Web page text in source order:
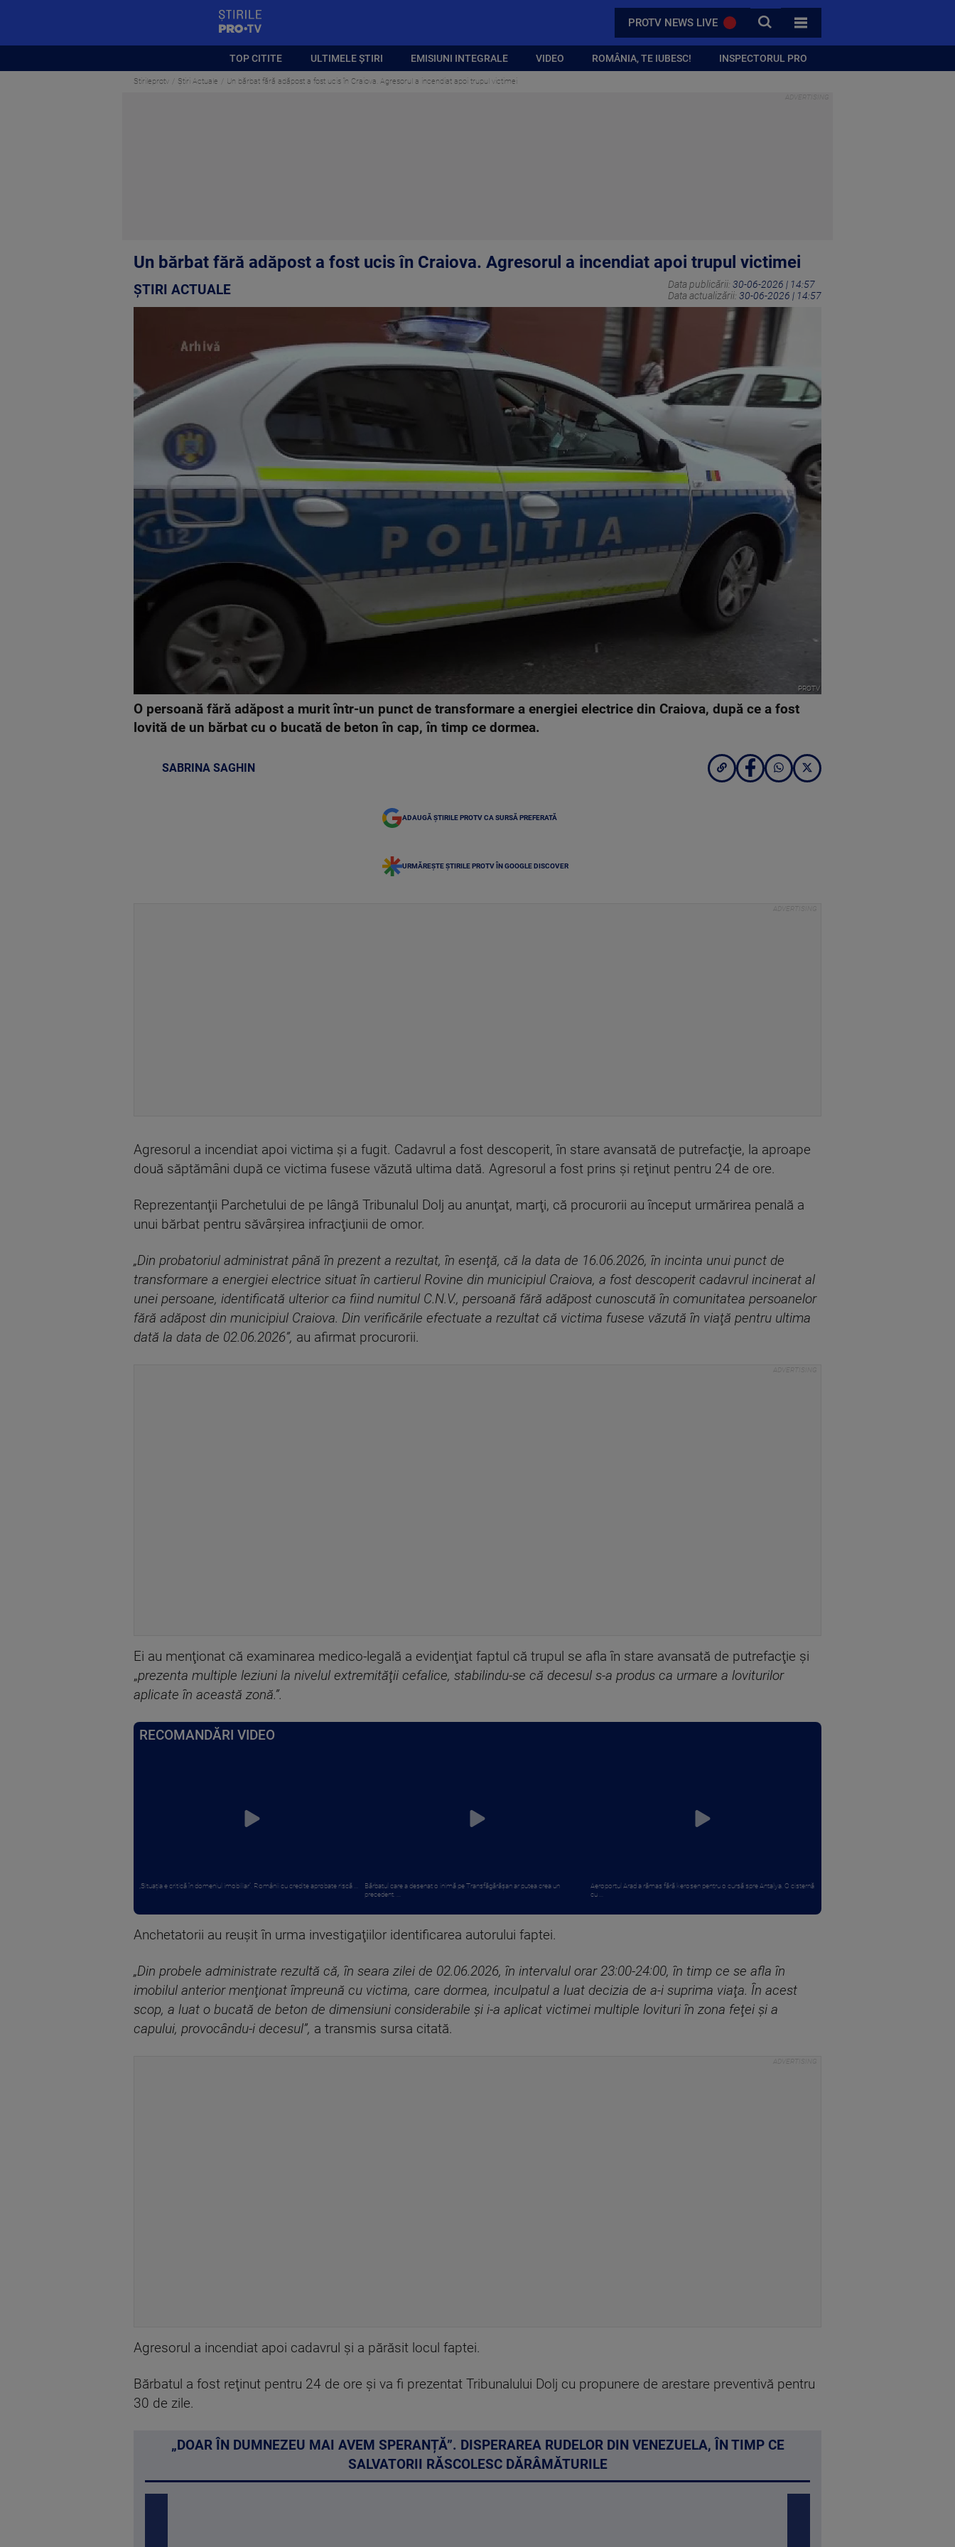
PROTV NEWS LIVE CAUTA
TOATE CATEGORIILE
TOP CITITE ULTIMELE ȘTIRI EMISIUNI INTEGRALE VIDEO ROMÂNIA, TE IUBESC! INSPECTORUL PRO
Stirileprotv Știri Actuale Un bărbat fără adăpost a fost ucis în Craiova. Agresorul a incendiat apoi trupul victimei
Un bărbat fără adăpost a fost ucis în Craiova. Agresorul a incendiat apoi trupul victimei
ȘTIRI ACTUALE Data publicării: 30-06-2026 | 14:57
Data actualizării: 30-06-2026 | 14:57
PROTV
O persoană fără adăpost a murit într-un punct de transformare a energiei electrice din Craiova, după ce a fost
lovită de un bărbat cu o bucată de beton în cap, în timp ce dormea.
SABRINA SAGHIN
ADAUGĂ ȘTIRILE PROTV CA SURSĂ PREFERATĂ
URMĂREȘTE ȘTIRILE PROTV ÎN GOOGLE DISCOVER
Agresorul a incendiat apoi victima şi a fugit. Cadavrul a fost descoperit, în stare avansată de putrefacţie, la aproape
două săptămâni după ce victima fusese văzută ultima dată. Agresorul a fost prins şi reţinut pentru 24 de ore.
Reprezentanţii Parchetului de pe lângă Tribunalul Dolj au anunţat, marţi, că procurorii au început urmărirea penală a
unui bărbat pentru săvârşirea infracţiunii de omor.
„Din probatoriul administrat până în prezent a rezultat, în esenţă, că la data de 16.06.2026, în incinta unui punct de
transformare a energiei electrice situat în cartierul Rovine din municipiul Craiova, a fost descoperit cadavrul incinerat al
unei persoane, identificată ulterior ca fiind numitul C.N.V., persoană fără adăpost cunoscută în comunitatea persoanelor
fără adăpost din municipiul Craiova. Din verificările efectuate a rezultat că victima fusese văzută în viaţă pentru ultima
dată la data de 02.06.2026”, au afirmat procurorii.
Ei au menţionat că examinarea medico-legală a evidenţiat faptul că trupul se afla în stare avansată de putrefacţie şi
„prezenta multiple leziuni la nivelul extremităţii cefalice, stabilindu-se că decesul s-a produs ca urmare a loviturilor
aplicate în această zonă.”.
RECOMANDĂRI VIDEO
„Situația e critică în domeniul imobiliar”. Românii cu credite aprobate riscă ...
Bărbatul care a desenat o inimă pe Transfăgărășan ar putea crea un
precedent. ...
Aeroportul Arad a rămas fără kerosen pentru o cursă spre Antalya. O cisternă
cu ...
Anchetatorii au reuşit în urma investigaţiilor identificarea autorului faptei.
„Din probele administrate rezultă că, în seara zilei de 02.06.2026, în intervalul orar 23:00-24:00, în timp ce se afla în
imobilul anterior menţionat împreună cu victima, care dormea, inculpatul a luat decizia de a-i suprima viaţa. În acest
scop, a luat o bucată de beton de dimensiuni considerabile şi i-a aplicat victimei multiple lovituri în zona feţei şi a
capului, provocându-i decesul”, a transmis sursa citată.
Agresorul a incendiat apoi cadavrul şi a părăsit locul faptei.
Bărbatul a fost reţinut pentru 24 de ore şi va fi prezentat Tribunalului Dolj cu propunere de arestare preventivă pentru
30 de zile.
„DOAR ÎN DUMNEZEU MAI AVEM SPERANȚĂ”. DISPERAREA RUDELOR DIN VENEZUELA, ÎN TIMP CE
SALVATORII RĂSCOLESC DĂRÂMĂTURILE